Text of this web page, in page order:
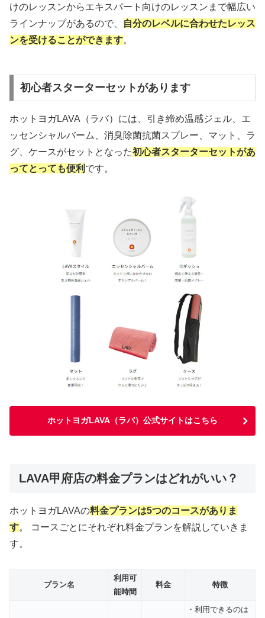
けのレッスンからエキスパート向けのレッスンまで幅広い
ラインナップがあるので、
自分のレベルに合わせたレッス
ンを受けることができます。
初心者スターターセットがあります
ホットヨガLAVA（ラバ）には、引き締め温感ジェル、エ
ッセンシャルバーム、消臭除菌抗菌スプレー、マット、ラ
グ、ケースがセットとなった初心者スターターセットがあ
ってとっても便利 です。
ホットヨガLAVA（ラバ）公式サイトはこちら
LAVA甲府店の料金プランはどれがいい？
ホットヨガLAVAの料金プランは5つのコースがありま
す。 コースごとにそれぞれ料金プランを解説していきま
す。
プラン名
利用可
能時間
料金 特徴
・利用できるのは